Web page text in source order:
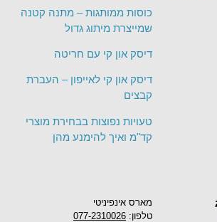
מארס אינפיניטי
טלפון: 077-2310026
כוסות ממותגות – מתנה קטנה
שמייצרת מיתוג גדול
דיסק און קי עם חריטה
דיסק און קי לאייפון – העברת
קבצים
טעויות נפוצות בבחירת מוצרי
קד"מ ואיך להימנע מהן